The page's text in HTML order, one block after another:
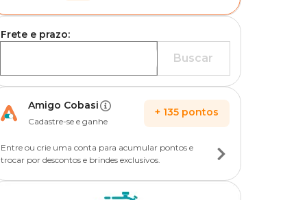
Frete e prazo:
Buscar
Amigo Cobasi
Cadastre-se e ganhe
+ 135 pontos
Entre ou crie uma conta para acumular pontos e
trocar por descontos e brindes exclusivos.